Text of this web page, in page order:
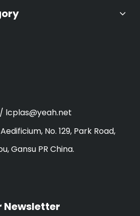
/ lcplas@yeah.net
No. 129, Park Road,
Gansu PR China.
Newsletter